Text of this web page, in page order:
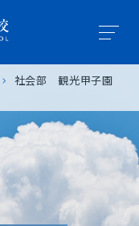
社会部 観光甲子園